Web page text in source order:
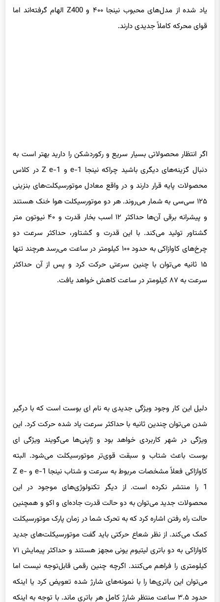
خود با نام نینجا e-1 و Z e-1 را رونمایی کرده است. هر دو محصول
اگر انتظار محصولاتی بسیار سریع و رکوردشکن را دارید بهتر است به
دنبال گزینه‌های دیگری باشید چراکه نینجا e-1 و Z e-1 در کلاس
محصولات پایه قرار دارند و در واقع معادل موتورسیکلت‌های بنزینی
۱۲۵ سی‌سی به شمار می‌روند. هر دو موتورسیکلت هوا خنک هستند
و پیشرانه برقی آن‌ها حداکثر ۱۲ اسب بخار قدرت و ۴۰ نیوتون متر
گشتاور تولید می‌کند. با این قدرت و گشتاور، حداکثر سرعت دو
چرخ‌های کاوازاکی به حدود ۱۰۰ کیلومتر در ساعت می‌رسد هرچند تنها
۱۵ ثانیه می‌توان با چنین سرعتی حرکت کرد و پس از آن حداکثر
دلیل این کار وجود ویژگی جدیدی به نام ای بوست است که با درگیر
شدن می‌توان چندین ثانیه با حداکثر سرعت یاد شده حرکت کرد. این
ویژگی در شهر کاربردی خواهد بود و ژاپنی‌ها می‌گویند ویژگی ‌ای
بوست باعث شتاب و سبقت قوی‌تر موتورسیکلت می‌شود. البته
کاوازاکی فعلاً مشخصات مربوط به سرعت و شتاب نینجا e-1 و Z e-
1 را منتشر نکرده است. از دیگر تکنولوژی‌های موجود در این
محصولات جدید می‌توان به دو حالت قدرت جاده‌ای و اکو و همچنین
حالت راه رفتن اشاره کرد که به تحرک شما در زمان پارک موتورسیکلت
کمک می‌کند. از نظر شعاع حرکتی باید گفت موتورسیکلت‌های جدید
کاوازاکی به دو باتری لیتیوم یونی مجهز هستند و حداکثر پیمایش ۷۱
کیلومتری را فراهم می‌کنند. اگرچه چنین رقمی قابل‌توجه نیست اما
می‌توان این باتری‌ها را با نمونه‌های شارژ شده تعویض کرد یا اینکه